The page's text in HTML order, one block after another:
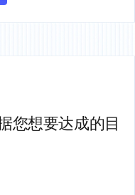
您想要达成的目